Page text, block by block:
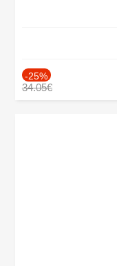
-25%
34.05€